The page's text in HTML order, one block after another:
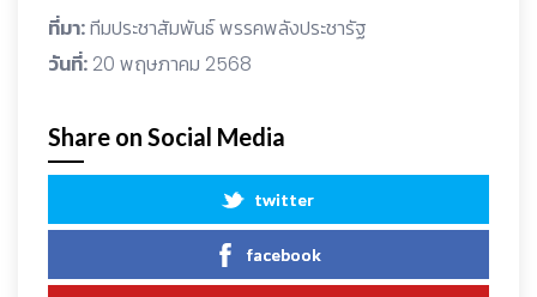
ที่มา:ทีมประชาสัมพันธ์ พรรคพลังประชารัฐ
วันที่: 20 พฤษภาคม 2568
Share on Social Media
twitter
facebook